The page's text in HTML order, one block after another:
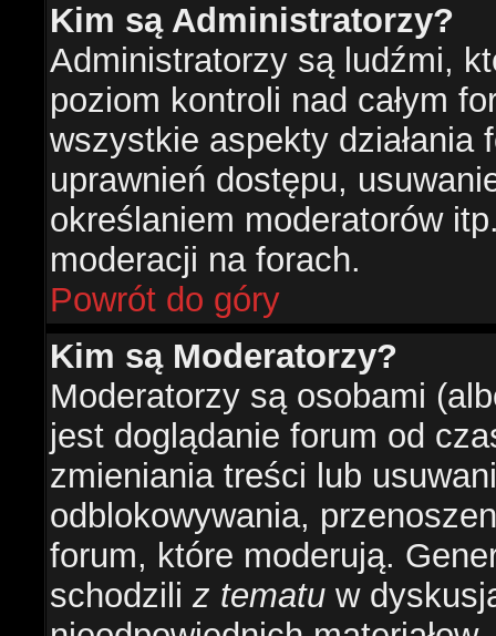
Kim są Administratorzy?
Administratorzy są ludźmi,
poziom kontroli nad całym
wszystkie aspekty działania
uprawnień dostępu,
określaniem moderatorów
moderacji na forach.
Powrót do góry
Kim są Moderatorzy?
Moderatorzy są osobami
jest doglądanie forum od
zmieniania treści lub
odblokowywania,
forum, które moderują.
schodzili z tematu w